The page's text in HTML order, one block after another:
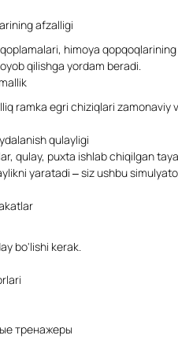
afzalligi
himoya
qilishga yordam beradi.
ramka egri chiziqlari zamonaviy
qulayligi
qulay, puxta ishlab chiqilgan
yaratadi – siz ushbu
bo'lishi kerak.
тренажеры